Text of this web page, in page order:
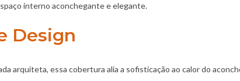
interno aconchegante e elegante.
Design
arquiteta, essa cobertura alia a sofisticação ao calor do